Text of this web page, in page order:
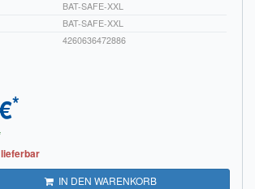
BAT-SAFE-XXL
BAT-SAFE-XXL
4260636472886
*
IN DEN WARENKORB